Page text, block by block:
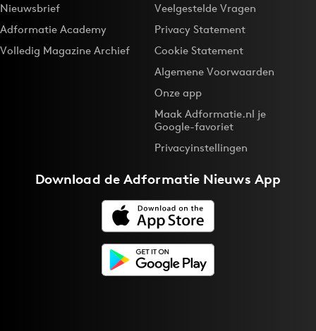
Nieuwsbrief
Adformatie Academy
Volledig Magazine Archief
Veelgestelde Vragen
Privacy Statement
Cookie Statement
Algemene Voorwaarden
Onze app
Maak Adformatie.nl je
Google-favoriet
Privacyinstellingen
Download deAdformatie Nieuws App